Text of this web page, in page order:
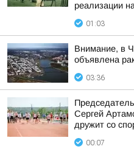
реализации
01:03
Внимание, в
объявлена
03:36
Сергей
дружит со
00:07